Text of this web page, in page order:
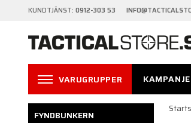
KUNDTJÄNST: 0912-303 53
VARUGRUPPER
FYNDBUNKERN